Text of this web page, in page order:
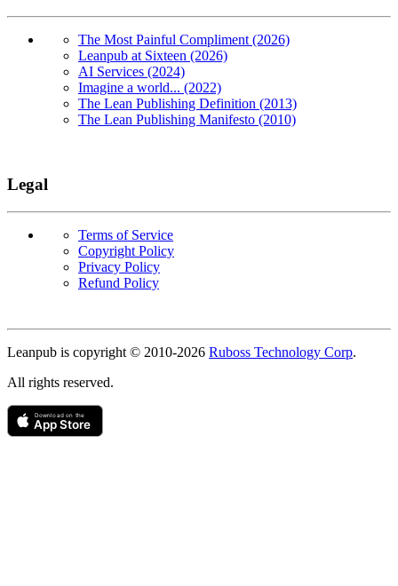
The Most Painful Compliment (2026)
Leanpub at Sixteen (2026)
AI Services (2024)
Imagine a world... (2022)
The Lean Publishing Definition (2013)
The Lean Publishing Manifesto (2010)
Legal
Terms of Service
Copyright Policy
Privacy Policy
Refund Policy
Copyright
Leanpub is copyright © 2010-2026 Ruboss Technology Corp.
All rights reserved.